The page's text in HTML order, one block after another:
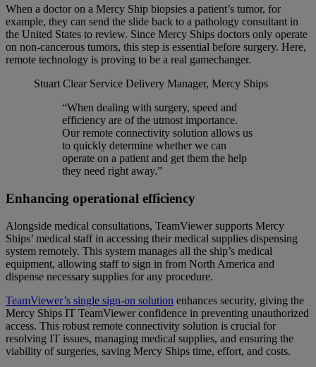
When a doctor on a Mercy Ship biopsies a patient’s tumor, for
example, they can send the slide back to a pathology consultant in
the United States to review. Since Mercy Ships doctors only operate
on non-cancerous tumors, this step is essential before surgery. Here,
remote technology is proving to be a real gamechanger.
Stuart Clear Service Delivery Manager, Mercy Ships
“When dealing with surgery, speed and
efficiency are of the utmost importance.
Our remote connectivity solution allows us
to quickly determine whether we can
operate on a patient and get them the help
they need right away.”
Enhancing operational efficiency
Alongside medical consultations, TeamViewer supports Mercy
Ships’ medical staff in accessing their medical supplies dispensing
system remotely. This system manages all the ship’s medical
equipment, allowing staff to sign in from North America and
dispense necessary supplies for any procedure.
TeamViewer’s single sign-on solution enhances security, giving the
Mercy Ships IT TeamViewer confidence in preventing unauthorized
access. This robust remote connectivity solution is crucial for
resolving IT issues, managing medical supplies, and ensuring the
viability of surgeries, saving Mercy Ships time, effort, and costs.